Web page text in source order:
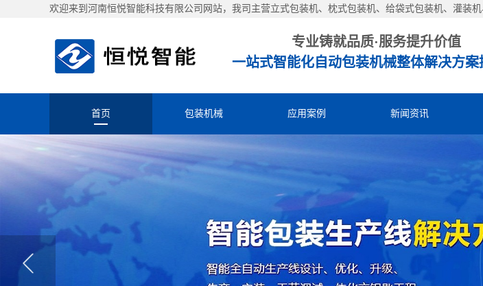
欢迎来到河南恒悦智能科技有限公司网站，我司主营立式包装机、枕式包装机、给袋式包装机、灌装
专业铸就品质·服务提升价值
一站式智能化自动包装机械整体解决方案
首页 包装机械 应用案例 新闻资讯